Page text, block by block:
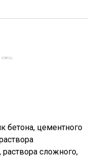
бетона, цементного
раствора сложного,